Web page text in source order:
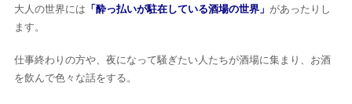
大人の世界には 「酔っ払いが駐在している酒場の世界」 があったりし
ます。
仕事終わりの方や、夜になって騒ぎたい人たちが酒場に集まり、お酒
を飲んで色々な話をする。